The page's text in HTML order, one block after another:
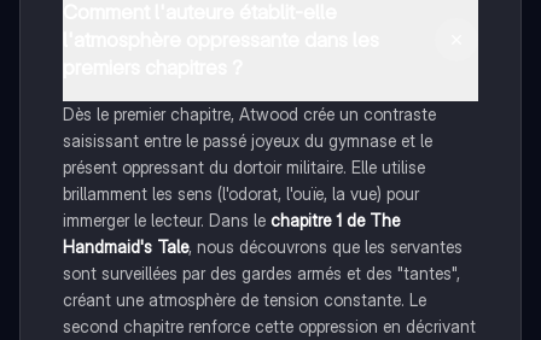
Dès le premier chapitre, Atwood crée un contraste
saisissant entre le passé joyeux du gymnase et le
présent oppressant du dortoir militaire. Elle utilise
brillamment les sens (l'odorat, l'ouïe, la vue) pour
immerger le lecteur. Dans le chapitre 1 de The
Handmaid's Tale, nous découvrons que les servantes
sont surveillées par des gardes armés et des "tantes",
créant une atmosphère de tension constante. Le
second chapitre renforce cette oppression en décrivant